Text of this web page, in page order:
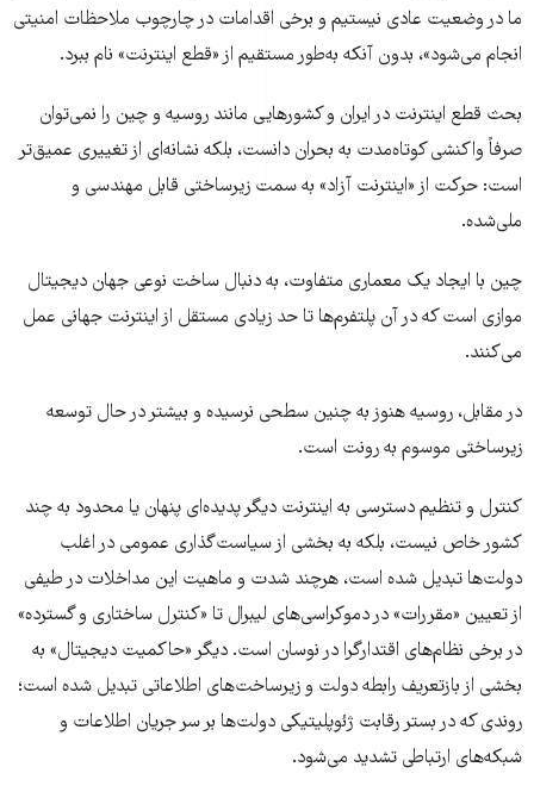
ما در وضعیت عادی نیستیم و برخی اقدامات در چارچوب ملاحظات امنیتی
انجام می‌شود»، بدون آنکه به‌طور مستقیم از «قطع اینترنت» نام ببرد.
بحث قطع اینترنت در ایران و کشورهایی مانند روسیه و چین را نمی‌توان
صرفاً واکنشی کوتاه‌مدت به بحران دانست، بلکه نشانه‌ای از تغییری عمیق‌تر
است: حرکت از «اینترنت آزاد» به سمت زیرساختی قابل مهندسی و
ملی‌شده.
چین با ایجاد یک معماری متفاوت، به دنبال ساخت نوعی جهان دیجیتال
موازی است که در آن پلتفرم‌ها تا حد زیادی مستقل از اینترنت جهانی عمل
می‌کنند.
در مقابل، روسیه هنوز به چنین سطحی نرسیده و بیشتر در حال توسعه
زیرساختی موسوم به رو‌نت است.
کنترل و تنظیم دسترسی به اینترنت دیگر پدیده‌ای پنهان یا محدود به چند
کشور خاص نیست، بلکه به بخشی از سیاست‌گذاری عمومی در اغلب
دولت‌ها تبدیل شده است، هرچند شدت و ماهیت این مداخلات در طیفی
از تعیین «مقررات» در دموکراسی‌های لیبرال تا «کنترل ساختاری و گسترده»
در برخی نظام‌های اقتدارگرا در نوسان است. دیگر «حاکمیت دیجیتال» به
بخشی از بازتعریف رابطه دولت و زیرساخت‌های اطلاعاتی تبدیل شده است؛
روندی که در بستر رقابت ژئوپلیتیکی دولت‌ها بر سر جریان اطلاعات و
شبکه‌های ارتباطی تشدید می‌شود.